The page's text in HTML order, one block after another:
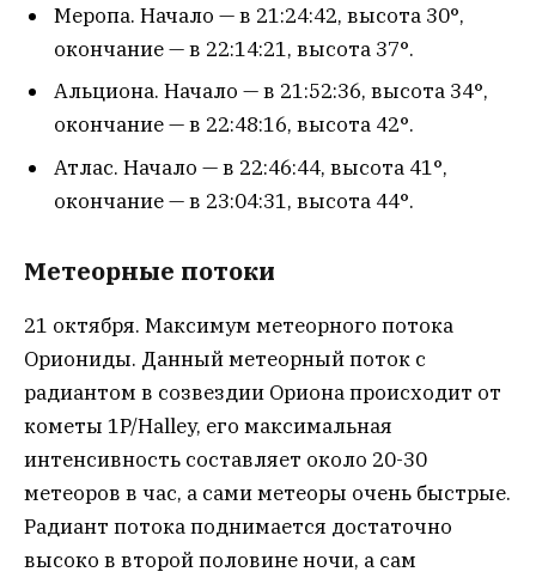
Меропа. Начало — в 21:24:42, высота 30°,
окончание — в 22:14:21, высота 37°.
Альциона. Начало — в 21:52:36, высота 34°,
окончание — в 22:48:16, высота 42°.
Атлас. Начало — в 22:46:44, высота 41°,
окончание — в 23:04:31, высота 44°.
Метеорные потоки
21 октября. Максимум метеорного потока
Ориониды. Данный метеорный поток с
радиантом в созвездии Ориона происходит от
кометы 1P/Halley, его максимальная
интенсивность составляет около 20-30
метеоров в час, а сами метеоры очень быстрые.
Радиант потока поднимается достаточно
высоко в второй половине ночи, а сам